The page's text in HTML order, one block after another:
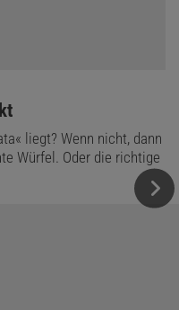
liegt? Wenn nicht, dann
Würfel. Oder die richtige